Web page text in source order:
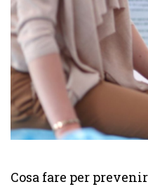
Cosa fare per